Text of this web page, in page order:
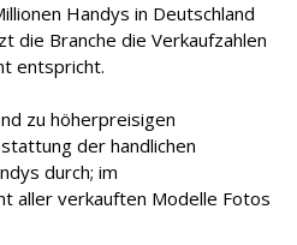
Handys in Deutschland
die Branche die Verkaufzahlen
entspricht.
zu höherpreisigen
der handlichen
durch; im
aller verkauften Modelle Fotos